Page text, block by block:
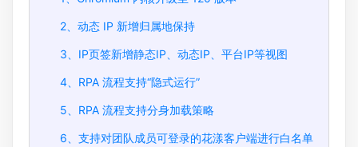
2、动态 IP 新增归属地保持
3、IP页签新增静态IP、动态IP、平台IP等视图
4、RPA 流程支持“隐式运行”
5、RPA 流程支持分身加载策略
6、支持对团队成员可登录的花漾客户端进行白名单